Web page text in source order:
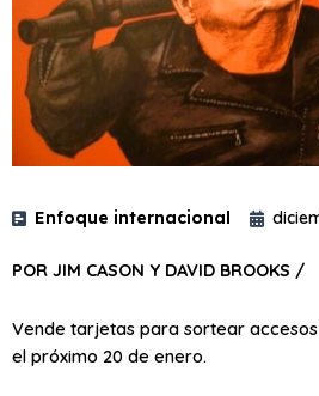
Enfoque internacional
POR JIM CASON Y DAVID BROOKS /
Vende tarjetas para sortear
el próximo 20 de enero.